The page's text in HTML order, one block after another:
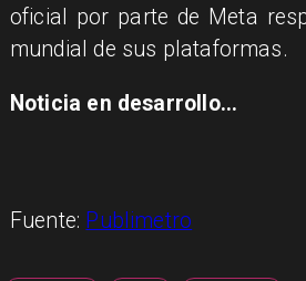
oficial por parte de Meta
mundial de sus plataformas.
Noticia en desarrollo...
Fuente: Publimetro